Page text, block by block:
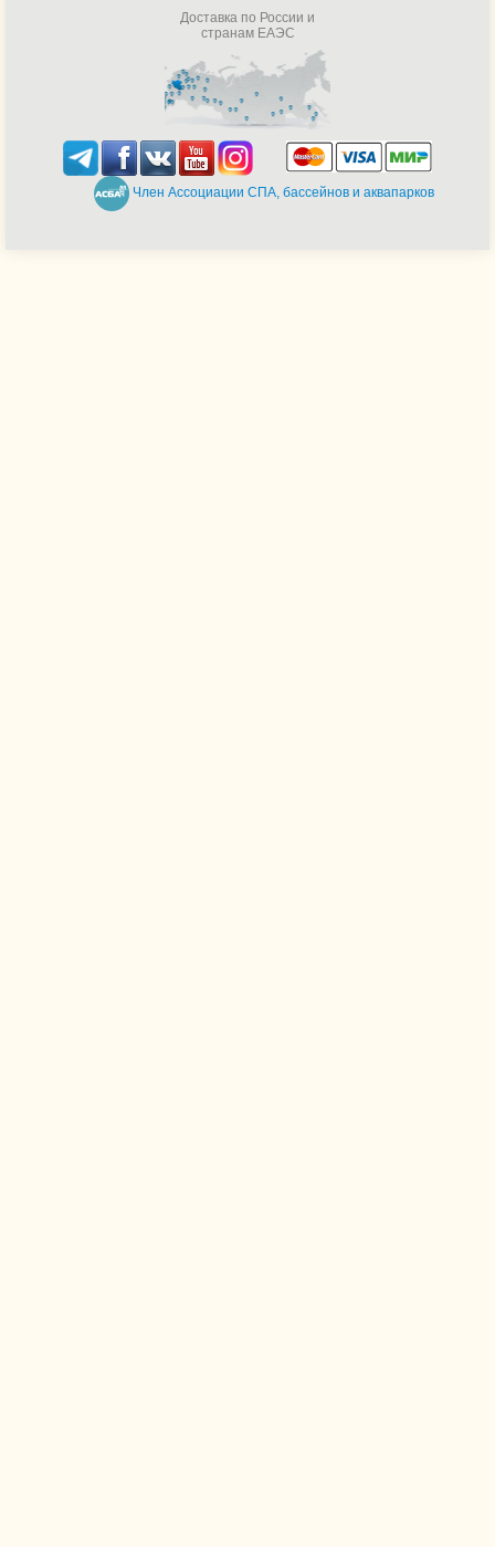
Доставка по России и
странам ЕАЭС
Член Ассоциации СПА, бассейнов и аквапарков